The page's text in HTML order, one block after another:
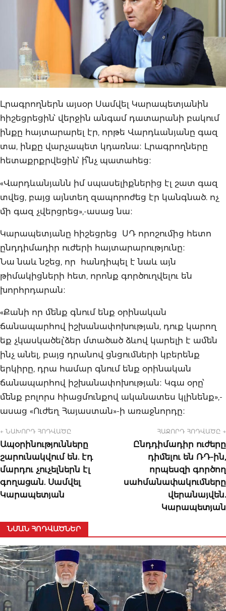
Լրագրողներն այսօր Սամվել Կարապետյանին
հիշեցրեցին՝ վերջին անգամ դատարանի բակում
ինքը հայտարարել էր, որթե Վարդևանյանը գազ
տա, ինքը վարչապետ կդառնա։ Լրագրողները
հետաքրքրվեցին՝ ի՞նչ պատահեց։
«Վարդևանյանն իմ սպասելիքներից էլ շատ գազ
տվեց, բայց այնտեղ զապորոժեց էր կանգնած. ոչ
մի գազ չվերցրեց»,-ասաց նա։
Կարապետյանը հիշեցրեց ՍԴ որոշումից հետո
ընդդիմադիր ուժերի հայտարարությունը։
Նա նաև նշեց, որ հանդիպել է նաև այն
թիմակիցների հետ, որոնք գործուղվելու են
խորհրդարան։
«Քանի որ մենք գնում ենք օրինական
ճանապարհով իշխանափոխության, դուք կարող
եք չկասկածել՝ձեր մտածած ձևով կարելի է ամեն
ինչ անել, բայց դրանով ցնցումների կբերենք
երկիրը, դրա համար գնում ենք օրինական
ճանապարհով իշխանափոխության։ Կգա օրը՝
մենք բոլորս հիացմունքով ականատես կլինենք»,-
ասաց «Ուժեղ Հայաստան»-ի առաջնորդը։
← ՆԱԽՈՐԴ ՀՈԴՎԱԾԸ
Ապօրինությունները
շարունակվում են. էդ
մարդու չուչելներն էլ
գողացան. Սամվել
Կարապետյան
ՀԱՋՈՐԴ ՀՈԴՎԱԾԸ →
Ընդդիմադիր ուժերը
դիմելու են ՌԴ-ին,
որպեսզի գործող
սահմանափակումները
վերանայվեն.
Կարապետյան
ՆՄԱՆ ՀՈԴՎԱԾՆԵՐ